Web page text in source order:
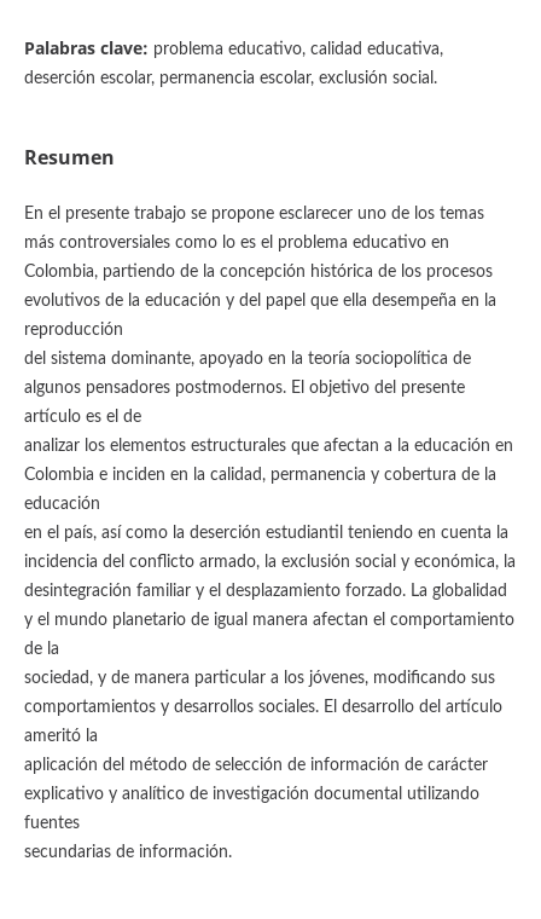
Palabras clave: problema educativo, calidad educativa,
deserción escolar, permanencia escolar, exclusión social.
Resumen
En el presente trabajo se propone esclarecer uno de los temas
más controversiales como lo es el problema educativo en
Colombia, partiendo de la concepción histórica de los procesos
evolutivos de la educación y del papel que ella desempeña en la
reproducción
del sistema dominante, apoyado en la teoría sociopolítica de
algunos pensadores postmodernos. El objetivo del presente
artículo es el de
analizar los elementos estructurales que afectan a la educación en
Colombia e inciden en la calidad, permanencia y cobertura de la
educación
en el país, así como la deserción estudiantil teniendo en cuenta la
incidencia del conflicto armado, la exclusión social y económica, la
desintegración familiar y el desplazamiento forzado. La globalidad
y el mundo planetario de igual manera afectan el comportamiento
de la
sociedad, y de manera particular a los jóvenes, modificando sus
comportamientos y desarrollos sociales. El desarrollo del artículo
ameritó la
aplicación del método de selección de información de carácter
explicativo y analítico de investigación documental utilizando
fuentes
secundarias de información.